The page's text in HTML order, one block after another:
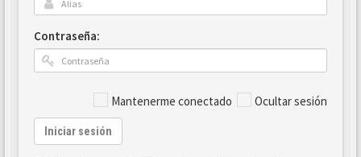
Contraseña:
Mantenerme conectado Ocultar sesión
Iniciar sesión